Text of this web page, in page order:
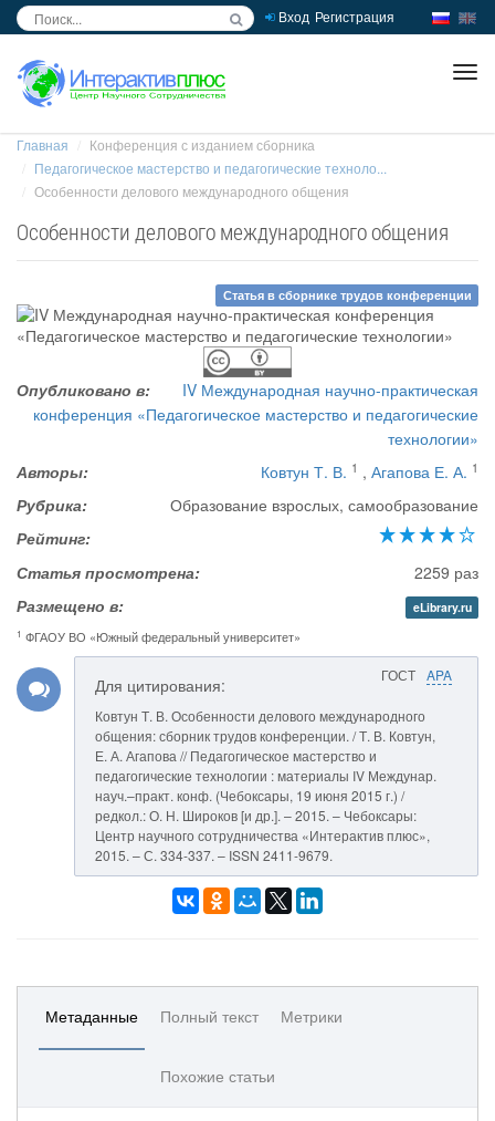
Вход Регистрация
Главная
Конференция с изданием сборника
Педагогическое мастерство и педагогические техноло...
Особенности делового международного общения
Особенности делового международного общения
Статья в сборнике трудов конференции
Опубликовано в:
IV Международная научно-практическая
конференция «Педагогическое мастерство и педагогические
технологии»
Авторы:
Ковтун Т. В. 1 , Агапова Е. А. 1
Рубрика:
Образование взрослых, самообразование
Рейтинг:
Статья просмотрена:
2259 раз
Размещено в:
eLibrary.ru
1 ФГАОУ ВО «Южный федеральный университет»
ГОСТ APA
Для цитирования:
Ковтун Т. В. Особенности делового международного
общения: сборник трудов конференции. / Т. В. Ковтун,
Е. А. Агапова // Педагогическое мастерство и
педагогические технологии : материалы IV Междунар.
науч.–практ. конф. (Чебоксары, 19 июня 2015 г.) /
редкол.: О. Н. Широков [и др.]. – 2015. – Чебоксары:
Центр научного сотрудничества «Интерактив плюс»,
2015. – С. 334-337. – ISSN 2411-9679.
Метаданные Полный текст Метрики
Похожие статьи